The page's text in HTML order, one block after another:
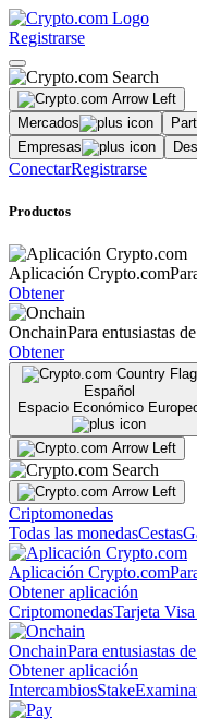
Registrarse
Mercados
Empresas
ConectarRegistrarse
Productos
Aplicación Crypto.com
Obtener
OnchainPara entusiastas
Obtener
Español
Espacio Económico
Criptomonedas
Todas las monedasCestas
Aplicación Crypto.com
Obtener aplicación
CriptomonedasTarjeta
OnchainPara entusiastas
Obtener aplicación
IntercambiosStake